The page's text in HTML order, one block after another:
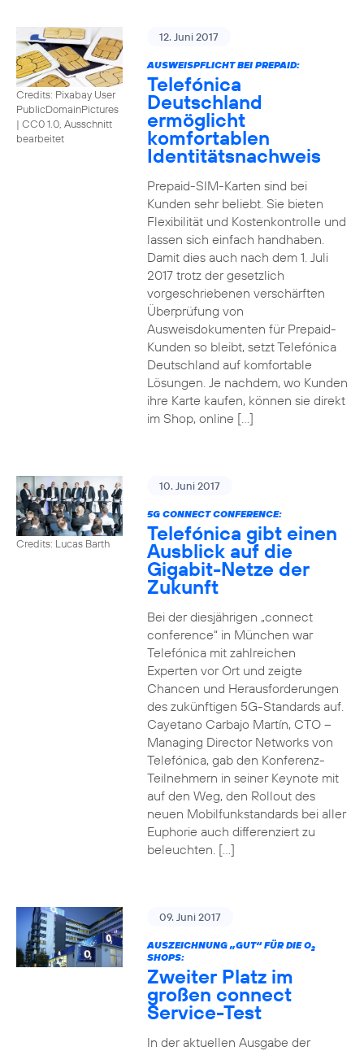
Credits: Pixabay User
PublicDomainPictures
| CC0 1.0, Ausschnitt
bearbeitet
12. Juni 2017
AUSWEISPFLICHT BEI PREPAID:
Telefónica
Deutschland
ermöglicht
komfortablen
Identitätsnachweis
Prepaid-SIM-Karten sind bei
Kunden sehr beliebt. Sie bieten
Flexibilität und Kostenkontrolle und
lassen sich einfach handhaben.
Damit dies auch nach dem 1. Juli
2017 trotz der gesetzlich
vorgeschriebenen verschärften
Überprüfung von
Ausweisdokumenten für Prepaid-
Kunden so bleibt, setzt Telefónica
Deutschland auf komfortable
Lösungen. Je nachdem, wo Kunden
ihre Karte kaufen, können sie direkt
im Shop, online […]
Credits: Lucas Barth
10. Juni 2017
5G CONNECT CONFERENCE:
Telefónica gibt einen
Ausblick auf die
Gigabit-Netze der
Zukunft
Bei der diesjährigen „connect
conference“ in München war
Telefónica mit zahlreichen
Experten vor Ort und zeigte
Chancen und Herausforderungen
des zukünftigen 5G-Standards auf.
Cayetano Carbajo Martín, CTO –
Managing Director Networks von
Telefónica, gab den Konferenz-
Teilnehmern in seiner Keynote mit
auf den Weg, den Rollout des
neuen Mobilfunkstandards bei aller
Euphorie auch differenziert zu
beleuchten. […]
09. Juni 2017
AUSZEICHNUNG „GUT“ FÜR DIE O2
SHOPS:
Zweiter Platz im
großen connect
Service-Test
In der aktuellen Ausgabe der